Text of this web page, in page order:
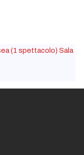
(1 spettacolo) Sala